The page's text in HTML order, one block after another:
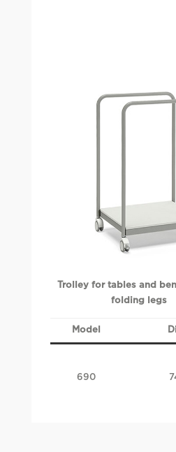
Trolley for tables and
folding legs
Model
690